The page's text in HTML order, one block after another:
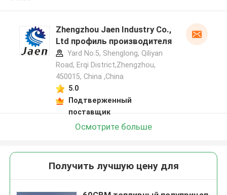
Zhengzhou Jaen Industry Co.,
Ltd профиль производителя
Yard No.5, Shenglong, Qiliyan
Road, Erqi District,Zhengzhou,
450015, China ,China
5.0
Подтверженный
поставщик
Осмотрите больше
Получить лучшую цену для